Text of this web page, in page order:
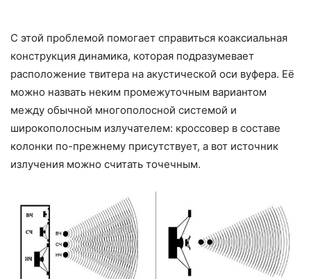
С этой проблемой помогает справиться коаксиальная
конструкция динамика, которая подразумевает
расположение твитера на акустической оси вуфера. Её
можно назвать неким промежуточным вариантом
между обычной многополосной системой и
широкополосным излучателем: кроссовер в составе
колонки по-прежнему присутствует, а вот источник
излучения можно считать точечным.